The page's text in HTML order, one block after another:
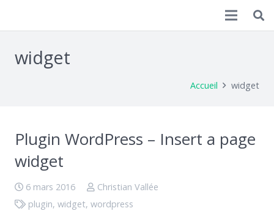
widget
Accueil widget
Plugin WordPress – Insert a page
widget
6 mars 2016
Christian Vallée
plugin, widget, wordpress